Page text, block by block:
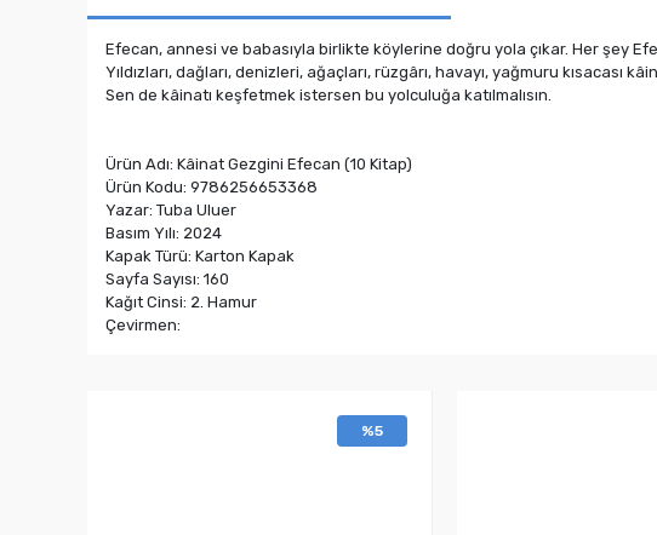
Efecan, annesi ve babasıyla birlikte köylerine doğru yola çıkar. Her şey
Yıldızları, dağları, denizleri, ağaçları, rüzgârı, havayı, yağmuru kısacası
Sen de kâinatı keşfetmek istersen bu yolculuğa katılmalısın.
Ürün Adı: Kâinat Gezgini Efecan (10 Kitap)
Ürün Kodu: 9786256653368
Yazar: Tuba Uluer
Basım Yılı: 2024
Kapak Türü: Karton Kapak
Sayfa Sayısı: 160
Kağıt Cinsi: 2. Hamur
Çevirmen:
%5